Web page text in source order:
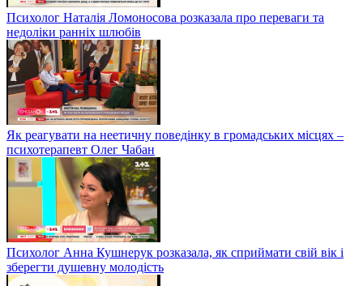
Психолог Наталія Ломоносова розказала про переваги та
недоліки ранніх шлюбів
Як реагувати на неетичну поведінку в громадських місцях –
психотерапевт Олег Чабан
Психолог Анна Кушнерук розказала, як сприймати свій вік і
зберегти душевну молодість